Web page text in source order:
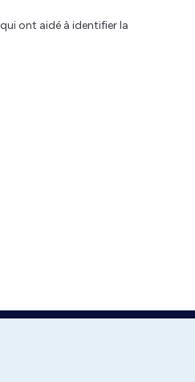
ont aidé à identifier la